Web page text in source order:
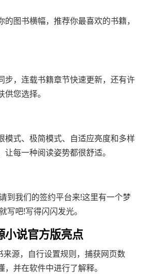
的图书横幅，推荐你最喜欢的书籍，
步，连载书籍章节快速更新，还有许
您选择。
模式、极简模式、自适应亮度和多样
每一种阅读姿势都很舒适。
到我们的签约平台来!这里有一个梦
写吧!写得闪闪发光。
小说官方版亮点
来源，自行设置规则，捕获网页数
并在软件中进行了解释。